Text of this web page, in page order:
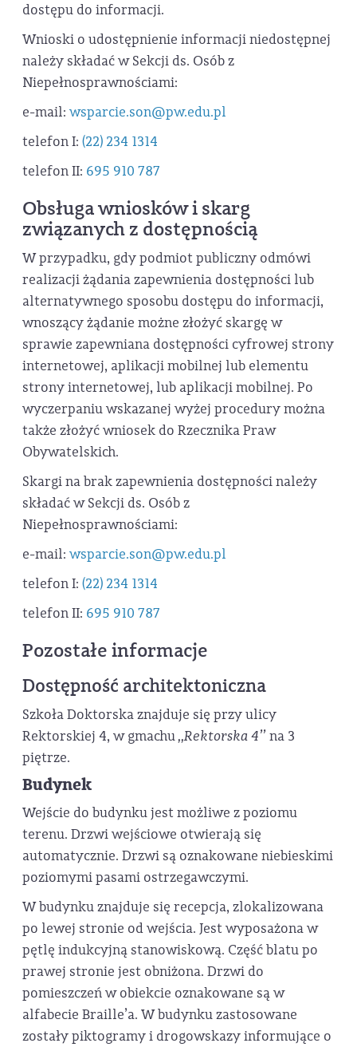
dostępu do informacji.
Wnioski o udostępnienie informacji niedostępnej
należy składać w Sekcji ds. Osób z
Niepełnosprawnościami:
e-mail: wsparcie.son@pw.edu.pl
telefon I: (22) 234 1314
telefon II: 695 910 787
Obsługa wniosków i skarg
związanych z dostępnością
W przypadku, gdy podmiot publiczny odmówi
realizacji żądania zapewnienia dostępności lub
alternatywnego sposobu dostępu do informacji,
wnoszący żądanie możne złożyć skargę w
sprawie zapewniana dostępności cyfrowej strony
internetowej, aplikacji mobilnej lub elementu
strony internetowej, lub aplikacji mobilnej. Po
wyczerpaniu wskazanej wyżej procedury można
także złożyć wniosek do Rzecznika Praw
Obywatelskich.
Skargi na brak zapewnienia dostępności należy
składać w Sekcji ds. Osób z
Niepełnosprawnościami:
e-mail: wsparcie.son@pw.edu.pl
telefon I: (22) 234 1314
telefon II: 695 910 787
Pozostałe informacje
Dostępność architektoniczna
Szkoła Doktorska znajduje się przy ulicy
Rektorskiej 4, w gmachu,,Rektorska 4’’na 3
piętrze.
Budynek
Wejście do budynku jest możliwe z poziomu
terenu. Drzwi wejściowe otwierają się
automatycznie. Drzwi są oznakowane niebieskimi
poziomymi pasami ostrzegawczymi.
W budynku znajduje się recepcja, zlokalizowana
po lewej stronie od wejścia. Jest wyposażona w
pętlę indukcyjną stanowiskową. Część blatu po
prawej stronie jest obniżona. Drzwi do
pomieszczeń w obiekcie oznakowane są w
alfabecie Braille’a. W budynku zastosowane
zostały piktogramy i drogowskazy informujące o